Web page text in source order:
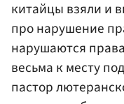
китайцы взяли и
про нарушение
нарушаются
весьма к месту
пастор